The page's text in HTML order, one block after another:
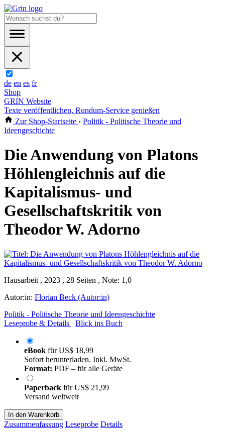
de en es fr
Shop
GRIN Website
Texte veröffentlichen, Rundum-Service genießen
Zur Shop-Startseite › Politik - Politische Theorie und
Ideengeschichte
Die Anwendung von Platons
Höhlengleichnis auf die
Kapitalismus- und
Gesellschaftskritik von
Theodor W. Adorno
Hausarbeit , 2023 , 28 Seiten , Note: 1,0
Autor:in: Florian Beck (Autor:in)
Politik - Politische Theorie und Ideengeschichte
Leseprobe & Details
Blick ins Buch
eBook fürUS$ 18,99
Sofort herunterladen. Inkl. MwSt.
Format: PDF – für alle Geräte
Paperback fürUS$ 21,99
Versand weltweit
In den Warenkorb
Zusammenfassung Leseprobe Details